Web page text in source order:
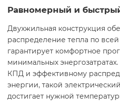
Равномерный и
Двухжильная конструкция
распределение тепла по
гарантирует комфортное
минимальных
КПД и эффективному
энергии, такой
достигает нужной